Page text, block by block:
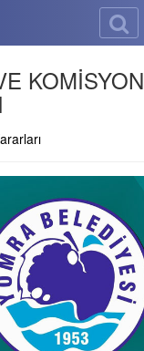
KOMİSYON